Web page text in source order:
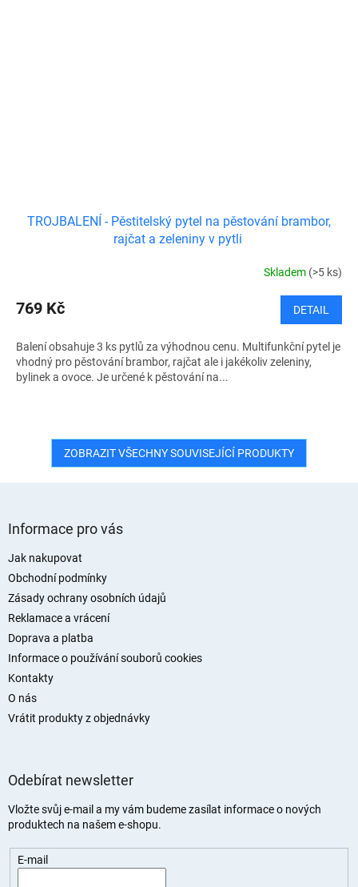
TROJBALENÍ - Pěstitelský pytel na pěstování brambor,
rajčat a zeleniny v pytli
Skladem (>5 ks)
769 Kč DETAIL
Balení obsahuje 3 ks pytlů za výhodnou cenu. Multifunkční pytel je
vhodný pro pěstování brambor, rajčat ale i jakékoliv zeleniny,
bylinek a ovoce. Je určené k pěstování na...
ZOBRAZIT VŠECHNY SOUVISEJÍCÍ PRODUKTY
Informace pro vás
Jak nakupovat
Obchodní podmínky
Zásady ochrany osobních údajů
Reklamace a vrácení
Doprava a platba
Informace o používání souborů cookies
Kontakty
O nás
Vrátit produkty z objednávky
Odebírat newsletter
Vložte svůj e-mail a my vám budeme zasílat informace o nových
produktech na našem e-shopu.
E-mail